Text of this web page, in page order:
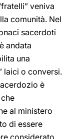
veniva
comunità. Nel
sacerdoti
andata
una
laici o conversi.
è
al ministero
di essere
considerato